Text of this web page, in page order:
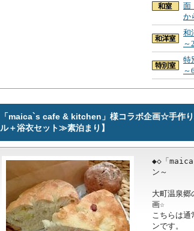
面
か
和
～
特
～
「maica`s cafe & kitchen」様コラボ企画☆手作
ル＋浴衣セット≫素泊まり】
◆◇「
ン～
大町温泉
画☆
こちらは通
ンです。